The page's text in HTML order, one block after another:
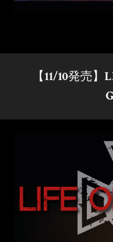
【11/10発売